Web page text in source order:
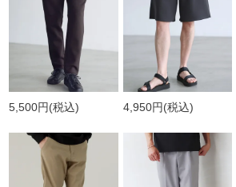
5,500円(税込) 4,950円(税込)